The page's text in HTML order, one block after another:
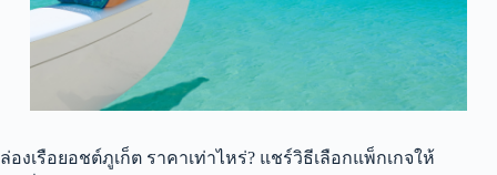
ล่องเรือยอชต์ภูเก็ต ราคาเท่าไหร่? แชร์วิธีเลือกแพ็กเกจให้